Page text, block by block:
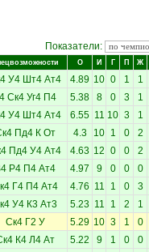
Показатели:
О И Г П Ж
У4 Шт4 Ат4 4.89 10 0 1 1
Ск4 Уг4 П4 5.38 8 0 3 1
У4 Шт4 Ат4 6.55 11 10 3 1
Пд4 К От 4.3 10 1 0 2
Пд4 У4 Ат4 4.63 12 0 0 2
Р4 П4 Ат4 4.97 9 0 0 0
Г4 П4 Ат4 4.76 11 1 0 3
У4 К3 Ат3 5.23 11 1 2 1
Ск4 Г2 У 5.29 10 3 1 0
К4 Л4 Ат 5.22 9 1 0 0